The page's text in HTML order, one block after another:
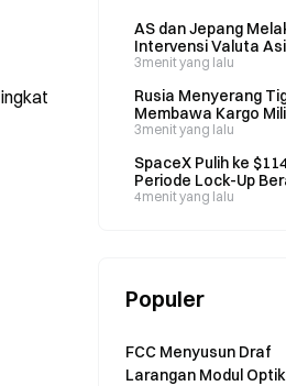
AS dan Jepang
Intervensi Valuta
Senilai 12–13 Triliun
3menit yang lalu
Rusia Menyerang
Membawa Kargo
Laut Hitam
3menit yang lalu
SpaceX Pulih ke
Periode Lock-Up
Kuartal II Melampaui
4menit yang lalu
Populer
FCC Menyusun Draf
Larangan Modul Optik